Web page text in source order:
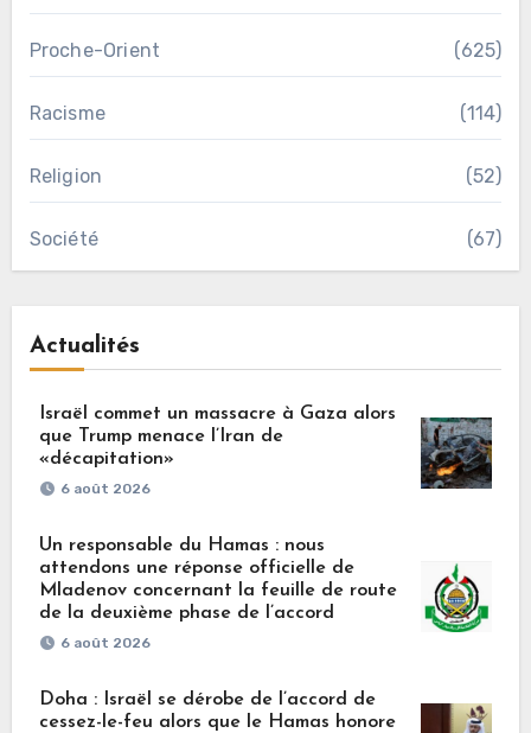
Proche-Orient (625)
Racisme (114)
Religion (52)
Société (67)
Actualités
Israël commet un massacre à Gaza alors
que Trump menace l’Iran de
«décapitation»
6 août 2026
Un responsable du Hamas : nous
attendons une réponse officielle de
Mladenov concernant la feuille de route
de la deuxième phase de l’accord
6 août 2026
Doha : Israël se dérobe de l’accord de
cessez-le-feu alors que le Hamas honore